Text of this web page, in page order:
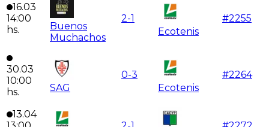
16.03
14:00
hs.
Buenos
Muchachos
2-1
Ecotenis
#2255
30.03
10:00
hs.
SAG
0-3
Ecotenis
#2264
13.04